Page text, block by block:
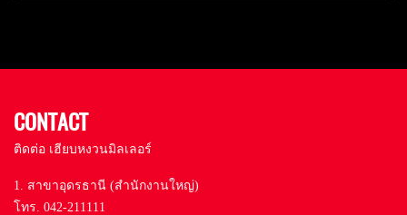
CONTACT
ติดต่อ เฮียบหงวนมิลเลอร์
1. สาขาอุดรธานี (สำนักงานใหญ่)
โทร. 042-211111